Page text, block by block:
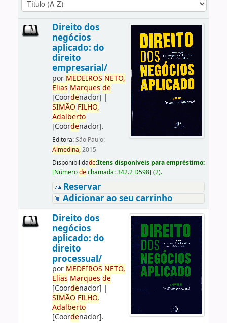
Direito dos
negócios
aplicado: do
direito
empresarial/
por MEDEIROS NETO,
Elias Marques de
[Coordenador] |
SIMÃO FILHO,
Adalberto
[Coordenador].
Editora:São Paulo:
Almedina,2015
Disponibilidade:Itens disponíveis para empréstimo:
[Númerodechamada:342.2 D598] (2).
Reservar
Adicionar ao seu carrinho
Direito dos
negócios
aplicado: do
direito
processual/
por MEDEIROS NETO,
Elias Marques de
[Coordenador] |
SIMÃO FILHO,
Adalberto
[Coordenador].